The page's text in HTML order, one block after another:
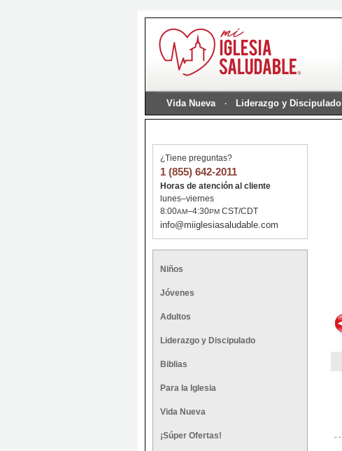
Vida Nueva Liderazgo y Discipulado
¿Tiene preguntas?
1 (855) 642-2011
Horas de atención al cliente
lunes–viernes
8:00AM–4:30PM CST/CDT
info@miiglesiasaludable.com
Niños
Jóvenes
Adultos
Liderazgo y Discipulado
Biblias
Para la Iglesia
Vida Nueva
¡Súper Ofertas!